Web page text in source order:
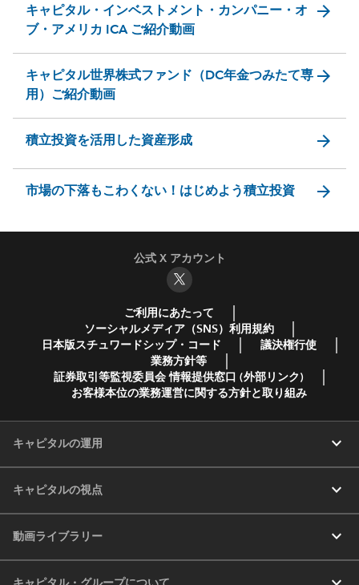
キャピタル・インベストメント・カンパニー・オ
ブ・アメリカ ICA ご紹介動画
arrow_forward
キャピタル世界株式ファンド（DC年金つみたて専
用）ご紹介動画
arrow_forward
積立投資を活用した資産形成 arrow_forward
市場の下落もこわくない！はじめよう積立投資 arrow_forward
公式 X アカウント
ご利用にあたって
ソーシャルメディア（SNS）利用規約
日本版スチュワードシップ・コード
議決権行使
業務方針等
証券取引等監視委員会 情報提供窓口 (外部リンク)
お客様本位の業務運営に関する方針と取り組み
キャピタルの運用 expand_more
キャピタルの視点 expand_more
動画ライブラリー expand_more